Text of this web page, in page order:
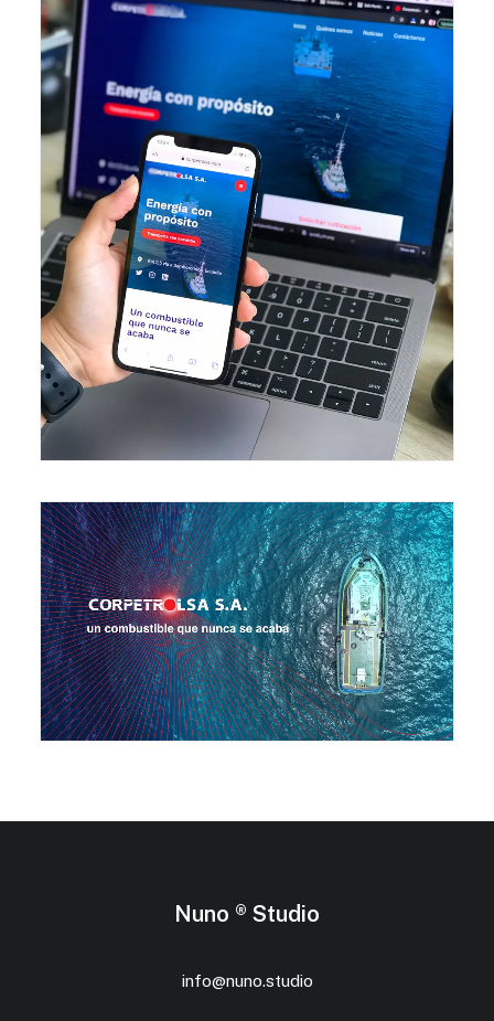
Nuno ® Studio
info@nuno.studio